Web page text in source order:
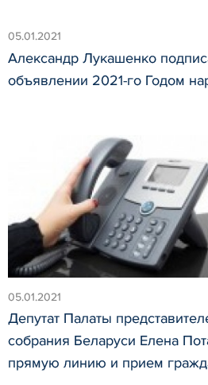
05.01.2021
Александр Лукашенко
объявлении 2021-го Годом
05.01.2021
Депутат Палаты
собрания Беларуси Елена
прямую линию и прием